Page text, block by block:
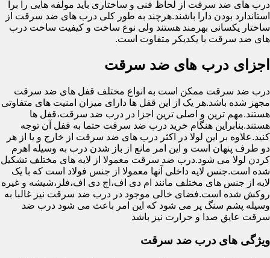
درب های ضد سرقت از لحاظ فنی و ساختاری باید مولفه هایی را برا
استاندارد بودن دارا باشند.هرچند به طور کلی درب های ضد سرقت از
ساختار یکسانی بهرمند هستند ولی نوع ساخت و کیفیت ساخت درب
های ضد سرقت با یکدیکر متفاوت است.
اجزای درب های ضد سرقت
درب ضد سرقت ممکن است به انواع مختلف قفل های ضد سرقت
مجهز شده باشد.هر یک از این قفل ها دارای میزان امنیت های متفاوتی
هستند.مهم ترین و اصلی ترین اجزا در درب ضد سرقت،قفل ها
هستند.بنابراین هنگام خرید درب ضد سرقت حتما به قفل آن توجه
کنید.علاوه بر این لولا در اکثر درب های ضد سرقت از خارج و یا از هر
دو طرف پنهان است و این امر مانع از باز شدن درب به وسیله اهرم
کردن لولا می شود.درب ضد سرقت معمولا از لایه های مختلف تشکیل
شده است.جنس لایه داخلی آنها معمولا از جنس فولاد است که با یک
لایه از جنس های مختلف مانند ام دی اف،اچ دی اف،فلز،شیشه و غیره
روکش شده است.فضای خالی موجود در درب ضد سرقت نیز غالبا به
وسیله پشم سنگ پر می شود که این امر باعث می شود درب ضد
سرقت عایق صدا و حرارت نیز باشد
ویژگی های درب ضد سرقت